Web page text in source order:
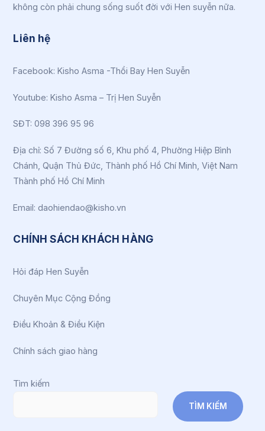
không còn phải chung sống suốt đời với Hen suyễn nữa.
Liên hệ
Facebook:Kisho Asma -Thổi Bay Hen Suyễn
Youtube:Kisho Asma – Trị Hen Suyễn
SĐT: 098 396 95 96
Địa chỉ: Số 7 Đường số 6, Khu phố 4, Phường Hiệp Bình
Chánh, Quận Thủ Đức, Thành phố Hồ Chí Minh, Việt Nam
Thành phố Hồ Chí Minh
Email: daohiendao@kisho.vn
CHÍNH SÁCH KHÁCH HÀNG
Hỏi đáp Hen Suyễn
Chuyên Mục Cộng Đồng
Điều Khoản & Điều Kiện
Chính sách giao hàng
Tìm kiếm
TÌM KIẾM